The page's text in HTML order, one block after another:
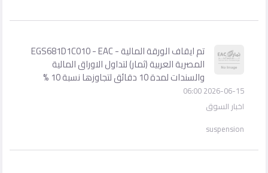
تم ايقاف الورقة المالية - EGS681D1C010 - EAC
المصرية العربية (ثمار) لتداول الاوراق المالية
والسندات لمدة 10 دقائق لتجاوزها نسبة 10 %
2026-06-15 06:00
اخبار السوق
suspension